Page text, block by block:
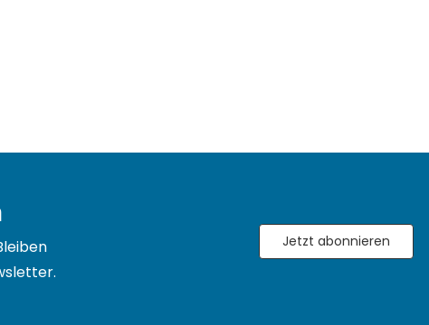
Jetzt abonnieren